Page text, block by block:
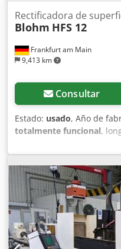
Frankfurt am Main
9,413 km
Rectificadora de
Blohm HFS 12
Consultar
Estado: usado, Año de
totalmente funcional,
ancho de la mesa:350
74219 MÖCKMÜHL
de fabricación: 1970
Ancho de rectificado: 400
Tamaño del plato
Sistema de refrigeración
abrasivas La máquina
inspeccionarse bajo